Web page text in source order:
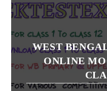
WEST
ONLINE